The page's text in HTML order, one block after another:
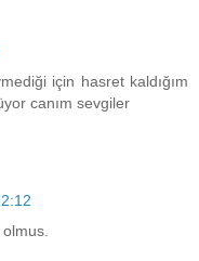
için hasret kaldığım
canım sevgiler